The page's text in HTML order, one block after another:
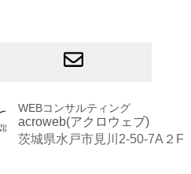
WEBコンサルティング
acroweb(アクロウェブ)
茨城県水戸市見川2-50-7A２F